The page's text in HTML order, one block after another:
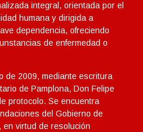
integral, orientada por el
humana y dirigida a
dependencia, ofreciendo
de enfermedad o
de 2009, mediante escritura
de Pamplona, Don Felipe
protocolo. Se encuentra
del Gobierno de
en virtud de resolución